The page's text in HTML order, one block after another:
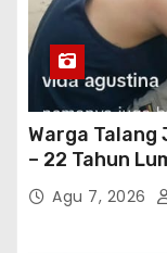
Warga Talang
– 22 Tahun
Tiktok
Perwakilan
Agu 7, 2026